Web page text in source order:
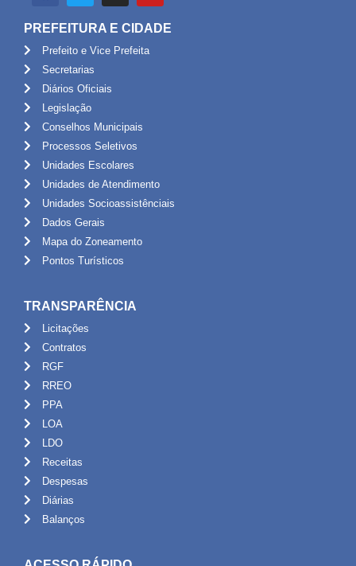
PREFEITURA E CIDADE
Prefeito e Vice Prefeita
Secretarias
Diários Oficiais
Legislação
Conselhos Municipais
Processos Seletivos
Unidades Escolares
Unidades de Atendimento
Unidades Socioassistênciais
Dados Gerais
Mapa do Zoneamento
Pontos Turísticos
TRANSPARÊNCIA
Licitações
Contratos
RGF
RREO
PPA
LOA
LDO
Receitas
Despesas
Diárias
Balanços